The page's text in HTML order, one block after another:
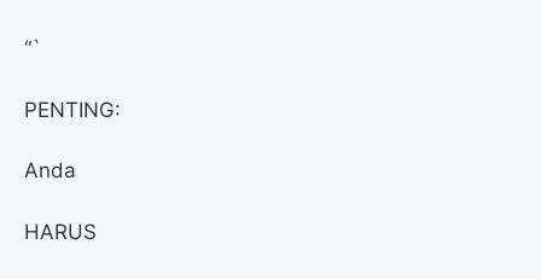
“`
PENTING:
Anda
HARUS